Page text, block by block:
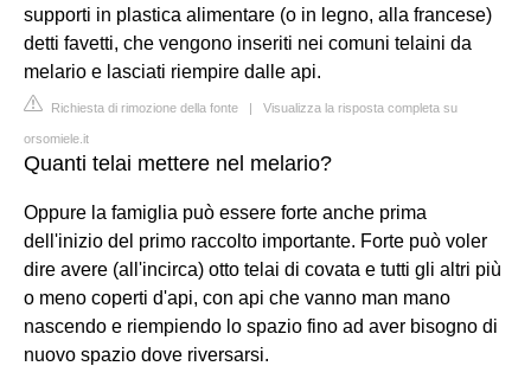
supporti in plastica alimentare (o in legno, alla francese)
detti favetti, che vengono inseriti nei comuni telaini da
melario e lasciati riempire dalle api.
Richiesta di rimozione della fonte | Visualizza la risposta completa su
orsomiele.it
Quanti telai mettere nel melario?
Oppure la famiglia può essere forte anche prima
dell'inizio del primo raccolto importante. Forte può voler
dire avere (all'incirca) otto telai di covata e tutti gli altri più
o meno coperti d'api, con api che vanno man mano
nascendo e riempiendo lo spazio fino ad aver bisogno di
nuovo spazio dove riversarsi.